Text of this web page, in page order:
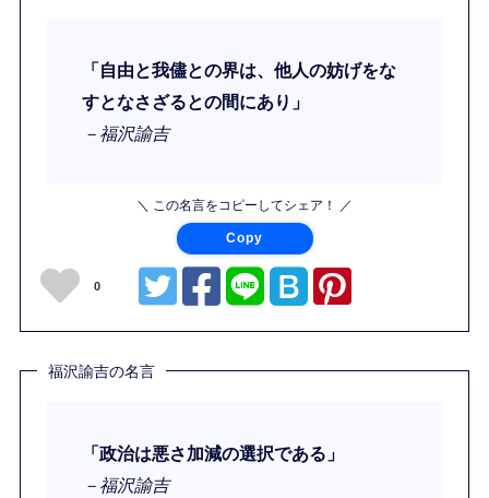
「自由と我儘との界は、他人の妨げをな
すとなさざるとの間にあり」
－福沢諭吉
＼ この名言をコピーしてシェア！ ／
Copy
0
福沢諭吉の名言
「政治は悪さ加減の選択である」
－福沢諭吉